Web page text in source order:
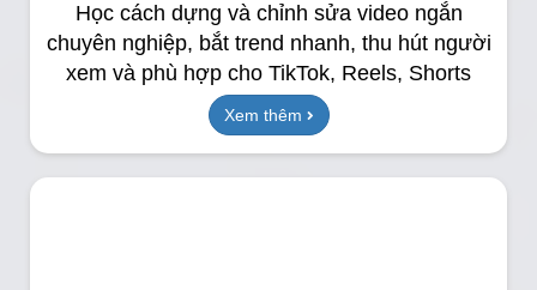
Học cách dựng và chỉnh sửa video ngắn
chuyên nghiệp, bắt trend nhanh, thu hút người
xem và phù hợp cho TikTok, Reels, Shorts
Xem thêm